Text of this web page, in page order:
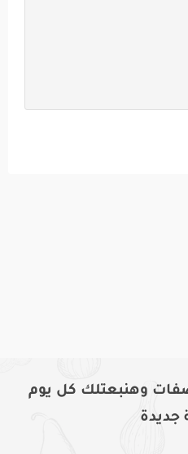
وهنبعتلك كل يوم